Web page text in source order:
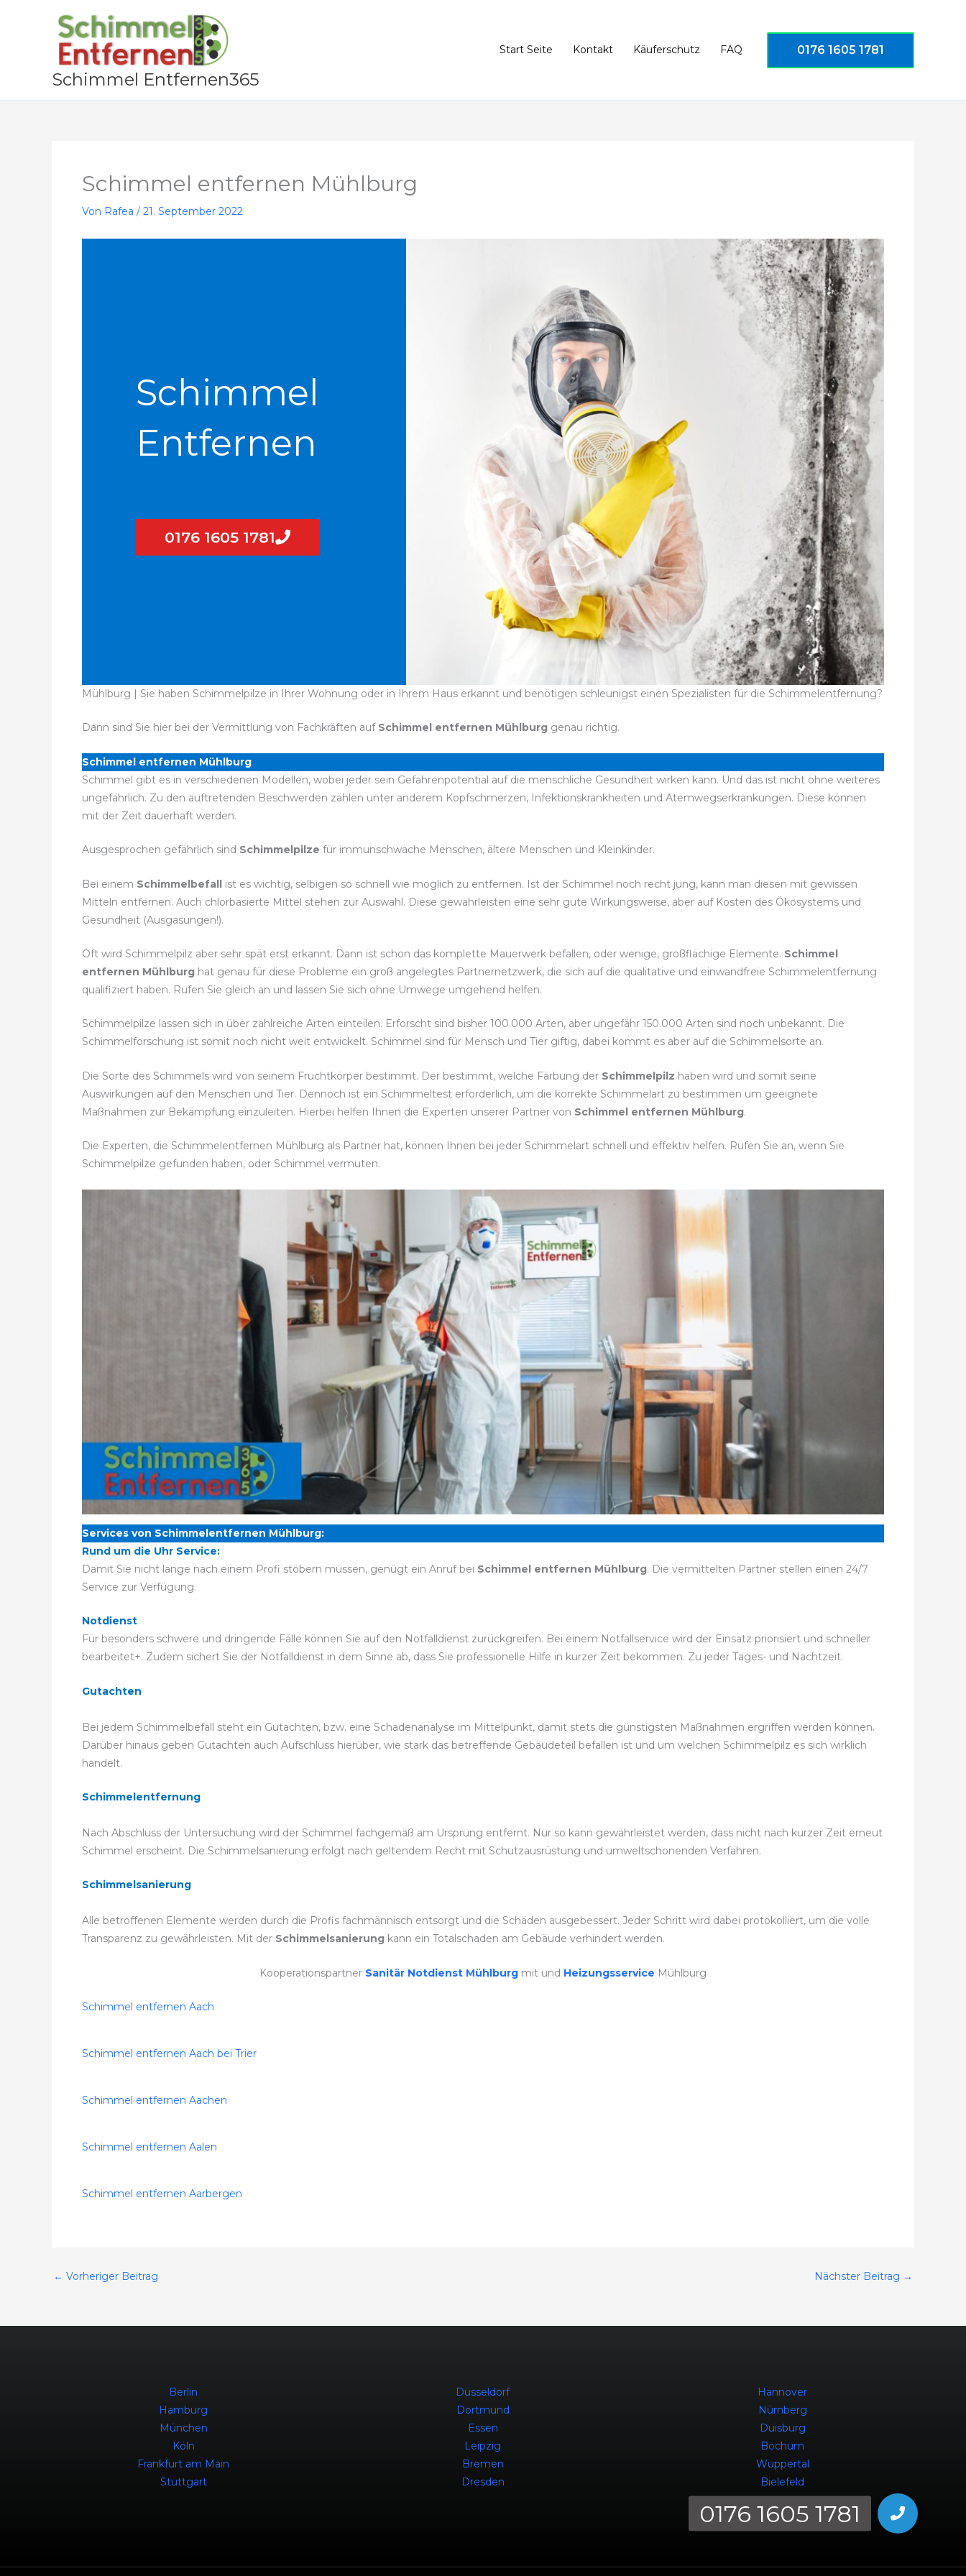
Schimmel Entfernen365
Start Seite Kontakt Käuferschutz FAQ 0176 1605 1781
Schimmel entfernen Mühlburg
Von Rafea / 21. September 2022
Schimmel
Entfernen
0176 1605 1781
Mühlburg | Sie haben Schimmelpilze in Ihrer Wohnung oder in Ihrem Haus erkannt und benötigen schleunigst einen Spezialisten für die Schimmelentfernung?
Dann sind Sie hier bei der Vermittlung von Fachkräften auf Schimmel entfernen Mühlburg genau richtig.
Schimmel entfernen Mühlburg
Schimmel gibt es in verschiedenen Modellen, wobei jeder sein Gefahrenpotential auf die menschliche Gesundheit wirken kann. Und das ist nicht ohne weiteres
ungefährlich. Zu den auftretenden Beschwerden zählen unter anderem Kopfschmerzen, Infektionskrankheiten und Atemwegserkrankungen. Diese können
mit der Zeit dauerhaft werden.
Ausgesprochen gefährlich sind Schimmelpilze für immunschwache Menschen, ältere Menschen und Kleinkinder.
Bei einem Schimmelbefall ist es wichtig, selbigen so schnell wie möglich zu entfernen. Ist der Schimmel noch recht jung, kann man diesen mit gewissen
Mitteln entfernen. Auch chlorbasierte Mittel stehen zur Auswahl. Diese gewährleisten eine sehr gute Wirkungsweise, aber auf Kosten des Ökosystems und
Gesundheit (Ausgasungen!).
Oft wird Schimmelpilz aber sehr spät erst erkannt. Dann ist schon das komplette Mauerwerk befallen, oder wenige, großflächige Elemente. Schimmel
entfernen Mühlburg hat genau für diese Probleme ein groß angelegtes Partnernetzwerk, die sich auf die qualitative und einwandfreie Schimmelentfernung
qualifiziert haben. Rufen Sie gleich an und lassen Sie sich ohne Umwege umgehend helfen.
Schimmelpilze lassen sich in über zahlreiche Arten einteilen. Erforscht sind bisher 100.000 Arten, aber ungefähr 150.000 Arten sind noch unbekannt. Die
Schimmelforschung ist somit noch nicht weit entwickelt. Schimmel sind für Mensch und Tier giftig, dabei kommt es aber auf die Schimmelsorte an.
Die Sorte des Schimmels wird von seinem Fruchtkörper bestimmt. Der bestimmt, welche Färbung der Schimmelpilz haben wird und somit seine
Auswirkungen auf den Menschen und Tier. Dennoch ist ein Schimmeltest erforderlich, um die korrekte Schimmelart zu bestimmen um geeignete
Maßnahmen zur Bekämpfung einzuleiten. Hierbei helfen Ihnen die Experten unserer Partner von Schimmel entfernen Mühlburg.
Die Experten, die Schimmelentfernen Mühlburg als Partner hat, können Ihnen bei jeder Schimmelart schnell und effektiv helfen. Rufen Sie an, wenn Sie
Schimmelpilze gefunden haben, oder Schimmel vermuten.
Services von Schimmelentfernen Mühlburg:
Rund um die Uhr Service:
Damit Sie nicht lange nach einem Profi stöbern müssen, genügt ein Anruf bei Schimmel entfernen Mühlburg. Die vermittelten Partner stellen einen 24/7
Service zur Verfügung.
Notdienst
Für besonders schwere und dringende Fälle können Sie auf den Notfalldienst zurückgreifen. Bei einem Notfallservice wird der Einsatz priorisiert und schneller
bearbeitet+. Zudem sichert Sie der Notfalldienst in dem Sinne ab, dass Sie professionelle Hilfe in kurzer Zeit bekommen. Zu jeder Tages- und Nachtzeit.
Gutachten
Bei jedem Schimmelbefall steht ein Gutachten, bzw. eine Schadenanalyse im Mittelpunkt, damit stets die günstigsten Maßnahmen ergriffen werden können.
Darüber hinaus geben Gutachten auch Aufschluss hierüber, wie stark das betreffende Gebäudeteil befallen ist und um welchen Schimmelpilz es sich wirklich
handelt.
Schimmelentfernung
Nach Abschluss der Untersuchung wird der Schimmel fachgemäß am Ursprung entfernt. Nur so kann gewährleistet werden, dass nicht nach kurzer Zeit erneut
Schimmel erscheint. Die Schimmelsanierung erfolgt nach geltendem Recht mit Schutzausrüstung und umweltschonenden Verfahren.
Schimmelsanierung
Alle betroffenen Elemente werden durch die Profis fachmännisch entsorgt und die Schäden ausgebessert. Jeder Schritt wird dabei protokolliert, um die volle
Transparenz zu gewährleisten. Mit der Schimmelsanierung kann ein Totalschaden am Gebäude verhindert werden.
Kooperationspartner Sanitär Notdienst Mühlburg mit und Heizungsservice Mühlburg
Schimmel entfernen Aach
Schimmel entfernen Aach bei Trier
Schimmel entfernen Aachen
Schimmel entfernen Aalen
Schimmel entfernen Aarbergen
← Vorheriger Beitrag Nächster Beitrag →
Berlin
Hamburg
München
Köln
Frankfurt am Main
Stuttgart
Düsseldorf
Dortmund
Essen
Leipzig
Bremen
Dresden
Hannover
Nürnberg
Duisburg
Bochum
Wuppertal
Bielefeld